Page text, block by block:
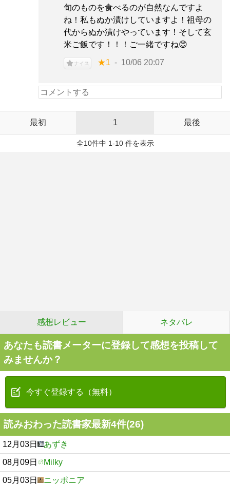
旬のものを食べるのが自然なんですよ
ね！私もぬか漬けしていますよ！祖母の
代からぬか漬けやっています！そして玄
米ご飯です！！！ご一緒ですね😊
ナイス ★1 10/06 20:07
最初 1 最後
全10件中 1-10 件を表示
感想レビュー ネタバレ
あなたも読書メーターに登録して感想を投稿して
みませんか？
今すぐ登録する（無料）
読みおわった読書家最新4件(26)
12月03日 あずき
08月09日 Milky
05月03日 ニッポニア